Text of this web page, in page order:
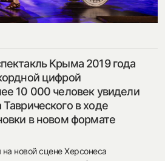
Крыма 2019 года
цифрой
10 000 человек увидели
в ходе
в новом формате
новой сцене Херсонеса